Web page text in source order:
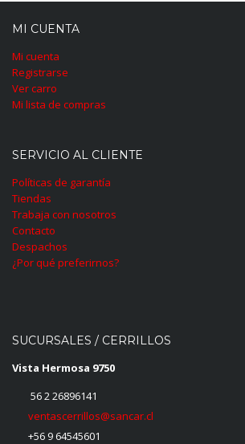
MI CUENTA
Mi cuenta
Registrarse
Ver carro
Mi lista de compras
SERVICIO AL CLIENTE
Políticas de garantía
Tiendas
Trabaja con nosotros
Contacto
Despachos
¿Por qué preferirnos?
SUCURSALES / CERRILLOS
Vista Hermosa 9750
56 2 26896141
ventascerrillos@sancar.cl
+56 9 64545601